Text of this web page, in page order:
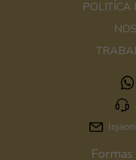
POLITÍCA